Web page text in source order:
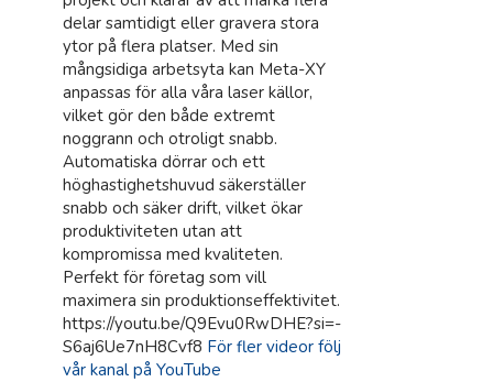
delar samtidigt eller gravera stora
ytor på flera platser. Med sin
mångsidiga arbetsyta kan Meta-XY
anpassas för alla våra laser källor,
vilket gör den både extremt
noggrann och otroligt snabb.
Automatiska dörrar och ett
höghastighetshuvud säkerställer
snabb och säker drift, vilket ökar
produktiviteten utan att
kompromissa med kvaliteten.
Perfekt för företag som vill
maximera sin produktionseffektivitet.
https://youtu.be/Q9Evu0RwDHE?si=-
S6aj6Ue7nH8Cvf8 För fler videor följ
vår kanal på YouTube